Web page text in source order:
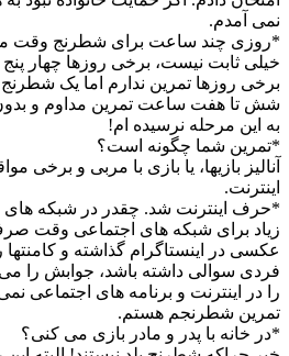
نمی آمدم.
*روزی چند ساعت برای شطرنج وقت
خیلی ثابت نیست، برخی روزها چهار
برخی روزها تمرین ندارم اما یک
شش تا هفت ساعت تمرین مداوم و بدون
به این مرحله نرسیده ام!
*تمرین شما چگونه است؟
آنالیز بازیها، یا بازی با مربی و برخی
اینترنت.
*حرف اینترنت شد. چقدر در شبکه های
زیاد برای شبکه های اجتماعی وقت
عکسی در اینستاگرام گذاشته و
فردی سوالی داشته باشد، جوابش را
را در اینترنت و برنامه های اجتماعی
تمرین شطرنجم هستم.
*در خانه با پدر و مادر بازی می کنی؟